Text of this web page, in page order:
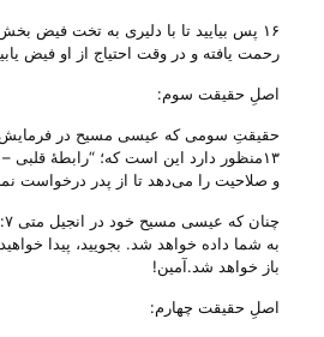
۱۶ پس بیایید تا با دلیری به تخت فیض
رحمت یافته و در وقت احتیاج از او فیض
اصلِ حقیقت سوم:
۱۳منظور دارد این است که؛ “رابطهٔ قلبی –
و صلاحیت را می‌‌دهد تا از پدر درخواست
به شما داده خواهد شد‌. بجویید، پیدا
باز خواهد شد‌.آمین!
اصلِ حقیقت چهارم: